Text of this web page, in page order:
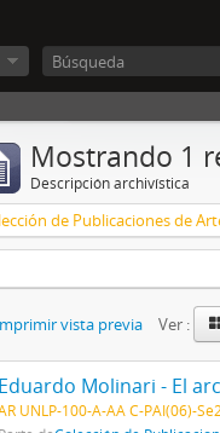
Mostrando 1
Descripción archivística
vista previa Ver :
Eduardo Molinari - El
UNLP-100-A-AA C-PAI(06)-